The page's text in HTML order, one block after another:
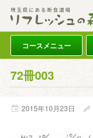
コースメニュー
72冊003
2015年10月23日